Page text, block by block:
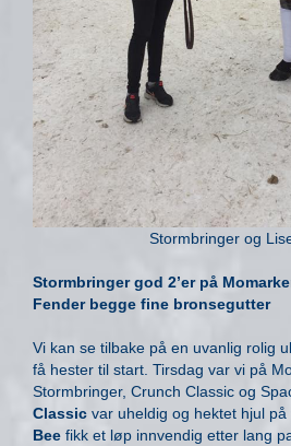
Stormbringer og
Stormbringer god 2’er på
Fender begge fine bronsegutter
Vi kan se tilbake på en uvanlig rolig
få hester til start. Tirsdag var vi på
Stormbringer, Crunch Classic og
Classic var uheldig og hektet hjul
Bee fikk et løp innvendig etter lang